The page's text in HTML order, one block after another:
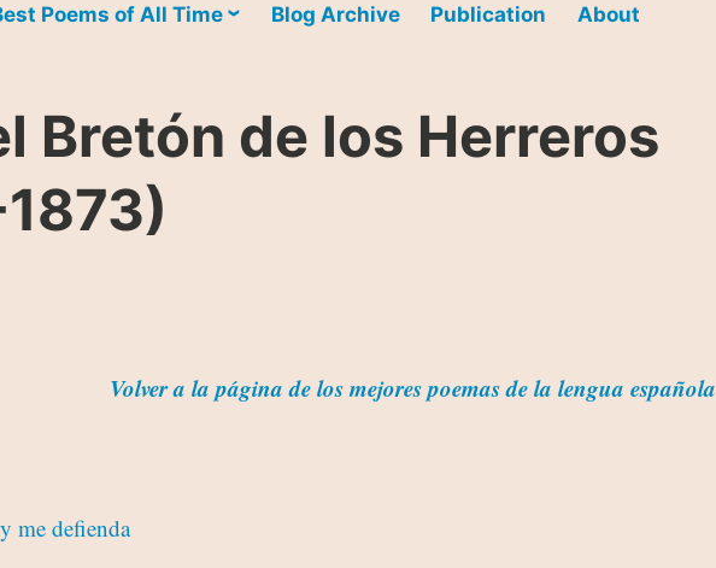
Poems of All Time Blog Archive Publication About
Bretón de los Herreros
Volver a la página de los mejores poemas de la lengua española
me defienda